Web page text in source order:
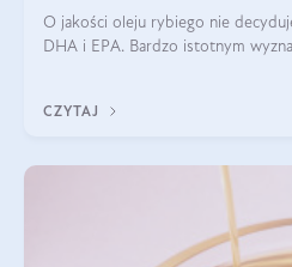
O jakości oleju rybiego nie
DHA i EPA. Bardzo istotnym
CZYTAJ